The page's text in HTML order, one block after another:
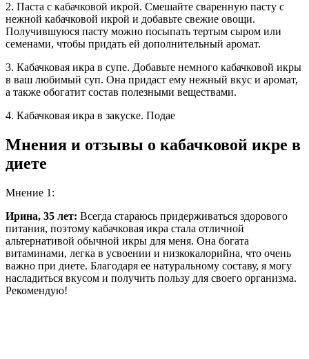
2. Паста с кабачковой икрой. Смешайте сваренную пасту с
нежной кабачковой икрой и добавьте свежие овощи.
Получившуюся пасту можно посыпать тертым сыром или
семенами, чтобы придать ей дополнительный аромат.
3. Кабачковая икра в супе. Добавьте немного кабачковой икры
в ваш любимый суп. Она придаст ему нежный вкус и аромат,
а также обогатит состав полезными веществами.
4. Кабачковая икра в закуске. Подае
Мнения и отзывы о кабачковой икре в
диете
Мнение 1:
Ирина, 35 лет: Всегда стараюсь придерживаться здорового
питания, поэтому кабачковая икра стала отличной
альтернативой обычной икры для меня. Она богата
витаминами, легка в усвоении и низкокалорийна, что очень
важно при диете. Благодаря ее натуральному составу, я могу
насладиться вкусом и получить пользу для своего организма.
Рекомендую!